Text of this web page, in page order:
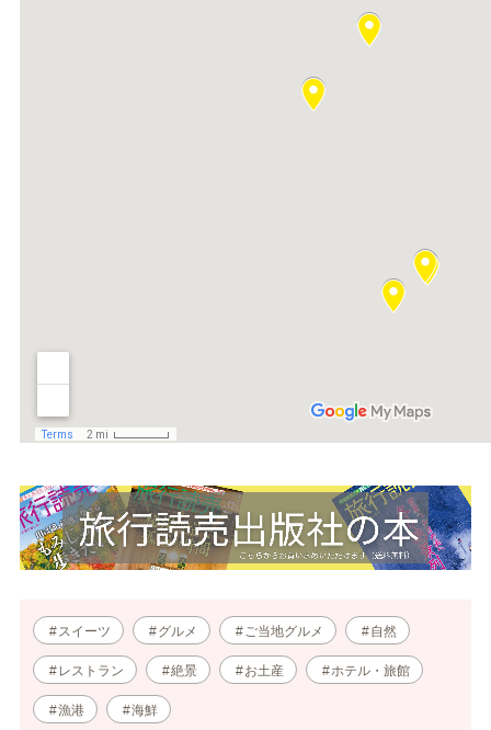
スイーツ グルメ ご当地グルメ 自然
レストラン 絶景 お土産 ホテル・旅館
漁港 海鮮